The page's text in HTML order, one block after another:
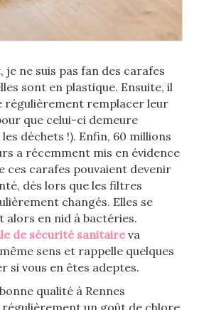
je ne suis pas fan des carafes
sont en plastique. Ensuite, il
régulièrement remplacer leur
que celui-ci demeure
déchets !). Enfin, 60 millions
a récemment mis en évidence
ces carafes pouvaient devenir
dès lors que les filtres
changés. Elles se
en nid à bactéries.
de sécurité sanitaire va
sens et rappelle quelques
si vous en êtes adeptes.
qualité à Rennes
régulièrement un goût de chlore